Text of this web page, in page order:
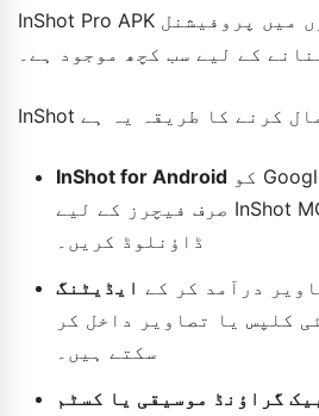
InShot Pro APK میں چند سیکنڈوں میں پروفیشنل
کے لیے سب کچھ موجود ہے۔
InShot for Android
صرف فیچرز کے لیے InShot MOD APK ورژن میں
ڈاؤنلوڈ کریں۔
درآمد کر کے ایڈیٹنگ
کلپس یا تصاویر داخل کر
سکتے ہیں۔
بیک گراؤنڈ موسیقی یا کسٹم